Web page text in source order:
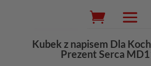
Wyszukiwarka
produktów
Kubek z napisem Dla
Prezent Serca